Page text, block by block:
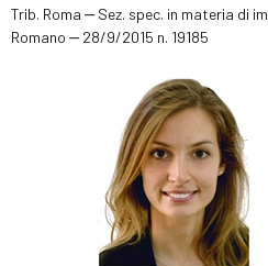
Trib. Roma ‒ Sez. spec. in materia di
Romano ‒ 28/9/2015 n. 19185